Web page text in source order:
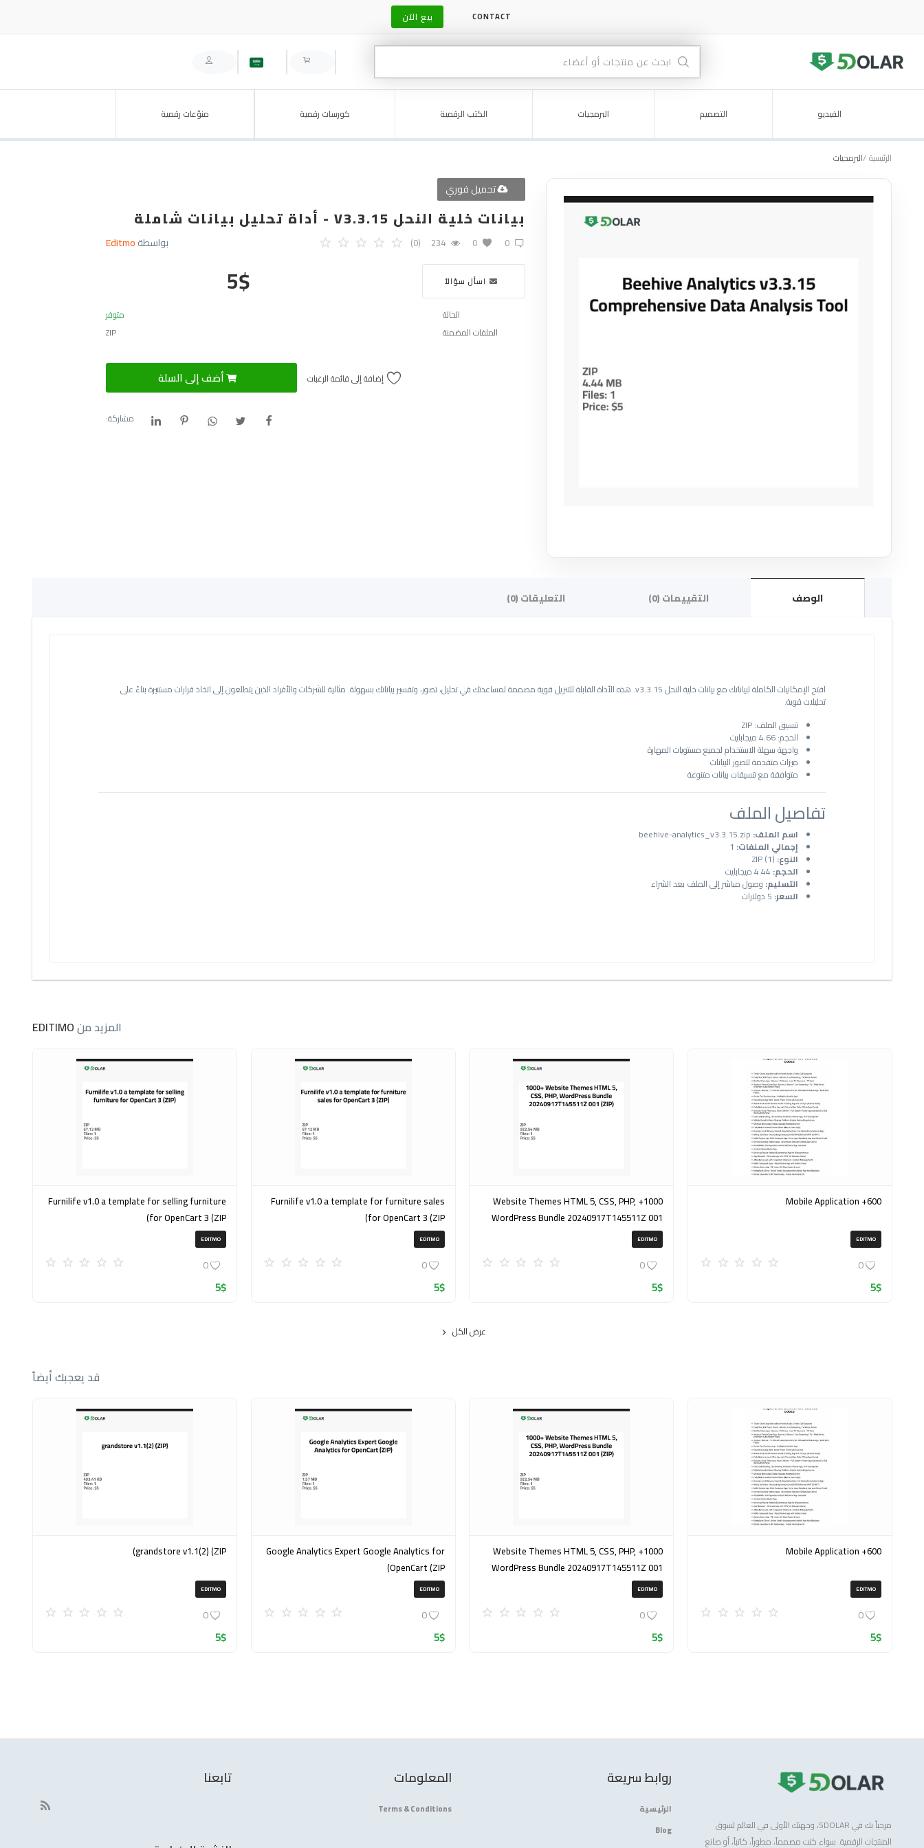
CONTACT بيع الآن
الفيديو التصميم البرمجيات الكتب الرقمية كورسات رقمية منوّعات رقمية
الرئيسية البرمجيات
تحميل فوري
بيانات خلية النحل V3.3.15 - أداة تحليل بيانات شاملة
بواسطةEditmo 0
(0) 0
234
5$ اسأل سؤالاً
الحالة
متوفر
الملفات المضمنة
ZIP
أضف إلى السلة إضافة إلى قائمة الرغبات
مشاركة:
الوصف التقييمات (0) التعليقات (0)
افتح الإمكانيات الكاملة لبياناتك مع بيانات خلية النحل v3.3.15. هذه الأداة القابلة للتنزيل قوية مصممة لمساعدتك في تحليل، تصور، وتفسير بياناتك بسهولة. مثالية للشركات والأفراد الذين يتطلعون إلى اتخاذ قرارات مستنيرة بناءً على
تحليلات قوية.
تنسيق الملف: ZIP
الحجم: 4.66 ميجابايت
واجهة سهلة الاستخدام لجميع مستويات المهارة
ميزات متقدمة لتصور البيانات
متوافقة مع تنسيقات بيانات متنوعة
تفاصيل الملف
اسم الملف:
إجمالي الملفات:
النوع:ZIP (1)
الحجم:
التسليم: وصول مباشر إلى الملف بعد الشراء
السعر:
المزيد منEDITIMO
600+ Mobile Application
EDITMO
0
5$
1000+ Website Themes HTML 5, CSS, PHP,
WordPress Bundle 20240917T145511Z 001
(ZIP)
EDITMO
0
5$
Furnilife v1.0 a template for furniture sales
for OpenCart 3 (ZIP)
EDITMO
0
5$
Furnilife v1.0 a template for selling furniture
for OpenCart 3 (ZIP)
EDITMO
0
5$
عرض الكل
قد يعجبك أيضاً
600+ Mobile Application
EDITMO
0
5$
1000+ Website Themes HTML 5, CSS, PHP,
WordPress Bundle 20240917T145511Z 001
(ZIP)
EDITMO
0
5$
Google Analytics Expert Google Analytics for
OpenCart (ZIP)
EDITMO
0
5$
grandstore v1.1(2) (ZIP)
EDITMO
0
5$
مرحباً بك في 5DOLAR، وجهتك الأولى في العالم لسوق
المنتجات الرقمية. سواء كنت مصمماً، مطوراً، كاتباً، أو صانع
روابط سريعة
الرئيسية
Blog
المعلومات
Terms & Conditions
تابعنا